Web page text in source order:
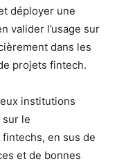
déployer une
valider l’usage sur
dans les
projets fintech.
institutions
le
en sus de
et de bonnes